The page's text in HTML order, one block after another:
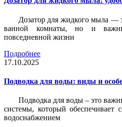
Дозатор для жидкого мыла —
ванной комнаты, но и
повседневной жизни
Подробнее
17.10.2025
Подводка для воды: виды и
Подводка для воды – это
системы, который обеспечивает
водоснабжением